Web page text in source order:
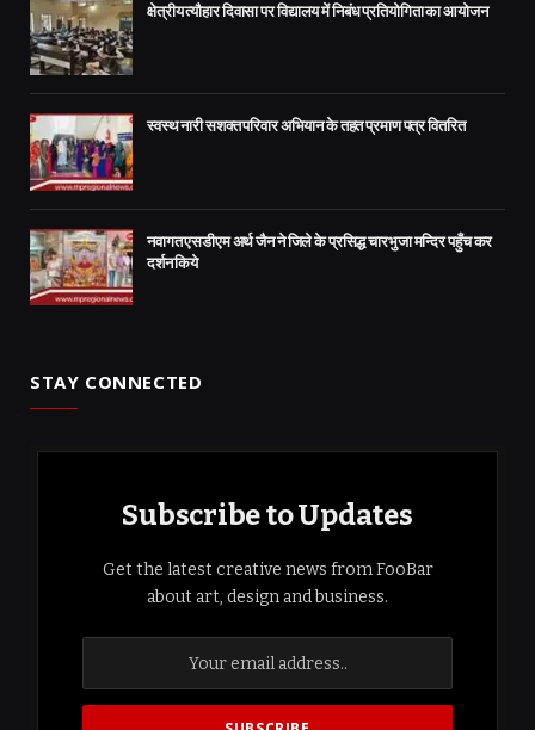
क्षेत्रीय त्यौहार दिवासा पर विद्यालय में निबंध प्रतियोगिता का आयोजन
स्वस्थ नारी सशक्त परिवार अभियान के तहत प्रमाण पत्र वितरित
नवागत एसडीएम अर्थ जैन ने जिले के प्रसिद्ध चारभुजा मन्दिर पहुँच कर
दर्शन किये
STAY CONNECTED
Subscribe to Updates
Get the latest creative news from FooBar
about art, design and business.